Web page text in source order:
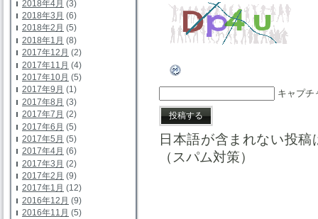
2018年4月 (3)
2018年3月 (6)
2018年2月 (5)
2018年1月 (8)
2017年12月 (2)
2017年11月 (4)
2017年10月 (5)
2017年9月 (1)
2017年8月 (3)
2017年7月 (2)
2017年6月 (5)
2017年5月 (5)
2017年4月 (6)
2017年3月 (2)
2017年2月 (9)
2017年1月 (12)
2016年12月 (9)
2016年11月 (5)
キャプチ
日本語が含まれない投
（スパム対策）